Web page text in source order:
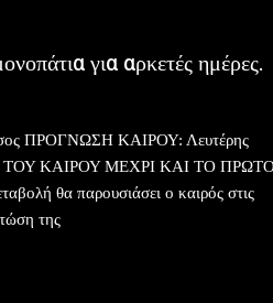
για αρκετές ημέρες.
ΠΡΟΓΝΩΣΗ ΚΑΙΡΟΥ: Λευτέρης
ΚΑΙΡΟΥ ΜΕΧΡΙ ΚΑΙ ΤΟ
θα παρουσιάσει ο καιρός στις
της